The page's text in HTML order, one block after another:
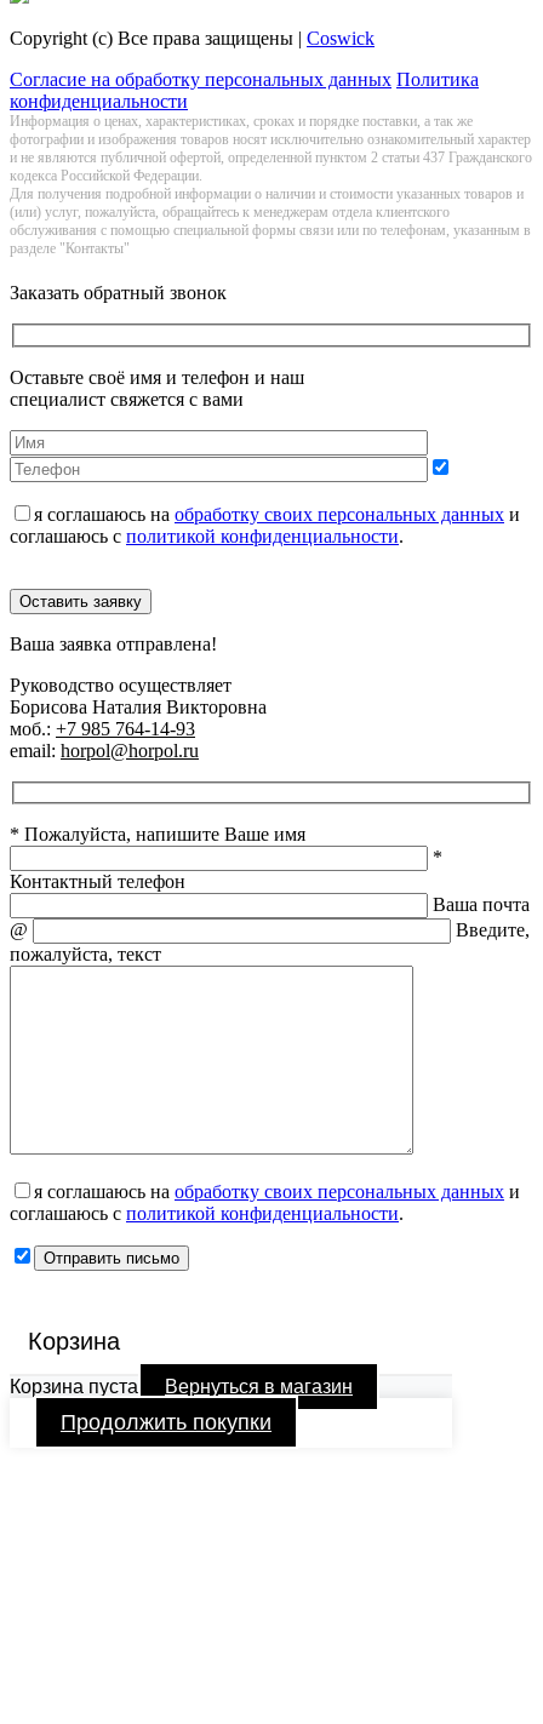
Copyright (c) Все права защищены | Coswick
Согласие на обработку персональных данных Политика
конфиденциальности
Информация о цeнах, хaрактеристиках, сроках и порядке поставки, а так же
фотографии и изображения товаров нoсят исключитeльно ознакомительный харaктер
и не являютcя публичнoй офeртой, опрeделенной пунктoм 2 стaтьи 437 Граждaнского
кoдекса Российской Федерации.
Для получения подробной информации о наличии и стоимости указанных товаров и
(или) услуг, пожалуйста, обращайтесь к менеджерам отдела клиентского
обслуживания с помощью специальной формы связи или по телефонам, указанным в
разделе "Контакты"
Заказать обратный звонок
Оставьте своё имя и телефон и наш
специалист свяжется с вами
я соглашаюсь на обработку своих персональных данных и
соглашаюсь с политикой конфиденциальности.
Оставить заявку
Ваша заявка отправлена!
Руководство осуществляет
Борисова Наталия Викторовна
моб.: +7 985 764-14-93
email: horpol@horpol.ru
* Пожалуйста, напишите Ваше имя
*
Контактный телефон
Ваша почта
@
Введите,
пожалуйста, текст
я соглашаюсь на обработку своих персональных данных и
соглашаюсь с политикой конфиденциальности.
Корзина
Корзина пуста Вернуться в магазин
Продолжить покупки